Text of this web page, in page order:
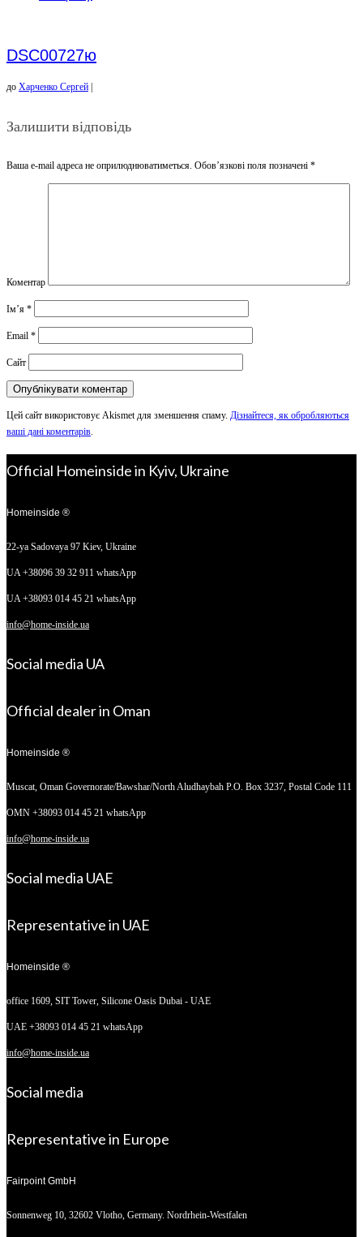
DSC00727ю
до Харченко Сергей
Залишити відповідь
Ваша e-mail адреса не оприлюднюватиметься. Обов’язкові поля позначені *
Коментар
Ім’я *
Email *
Сайт
Цей сайт використовує Akismet для зменшення спаму. Дізнайтеся, як обробляються
ваші дані коментарів.
Official Homeinside in Kyiv, Ukraine
Homeinside ®
22-ya Sadovaya 97 Kiev, Ukraine
UA +38096 39 32 911 whatsApp
UA +38093 014 45 21 whatsApp
info@home-inside.ua
Social media UA
Official dealer in Oman
Homeinside ®
Muscat, Oman Governorate/Bawshar/North Aludhaybah P.O. Box 3237, Postal Code 111
OMN +38093 014 45 21 whatsApp
info@home-inside.ua
Social media UAE
Representative in UAE
Homeinside ®
office 1609, SIT Tower, Silicone Oasis Dubai - UAE
UAE +38093 014 45 21 whatsApp
info@home-inside.ua
Social media
Representative in Europe
Fairpoint GmbH
Sonnenweg 10, 32602 Vlotho, Germany. Nordrhein-Westfalen